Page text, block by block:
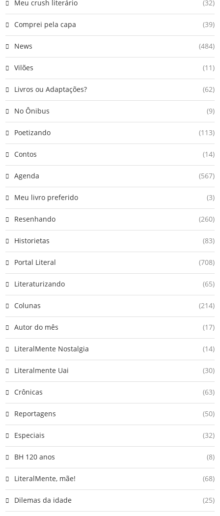
Meu crush literário (32)
Comprei pela capa (39)
News (484)
Vilões (11)
Livros ou Adaptações? (62)
No Ônibus (9)
Poetizando (113)
Contos (14)
Agenda (567)
Meu livro preferido (3)
Resenhando (260)
Historietas (83)
Portal Literal (708)
Literaturizando (65)
Colunas (214)
Autor do mês (17)
LiteralMente Nostalgia (14)
Literalmente Uai (30)
Crônicas (63)
Reportagens (50)
Especiais (32)
BH 120 anos (8)
LiteralMente, mãe! (68)
Dilemas da idade (25)